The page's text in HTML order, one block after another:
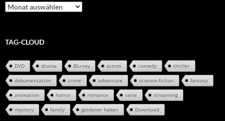
Review-
Archiv
TAG-CLOUD
DVD drama Blu-ray action comedy thriller
dokumentation crime adventure science-fiction fantasy
animation horror romance serie streaming
mystery family goldener haken Download